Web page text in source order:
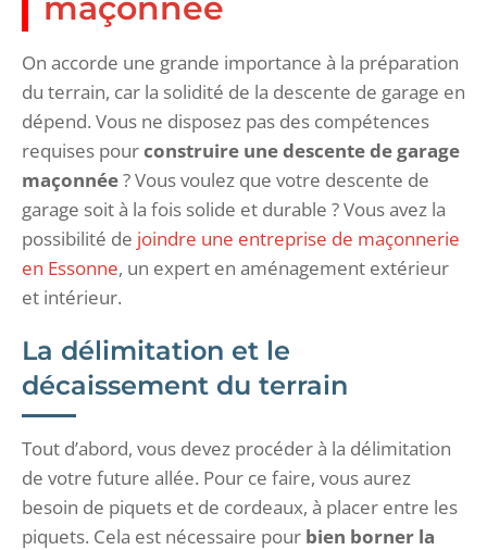
On accorde une grande importance à la préparation
du terrain, car la solidité de la descente de garage en
dépend. Vous ne disposez pas des compétences
requises pourconstruire une descente de garage
maçonnée? Vous voulez que votre descente de
garage soit à la fois solide et durable ? Vous avez la
possibilité de joindre une entreprise de maçonnerie
en Essonne, un expert en aménagement extérieur
et intérieur.
La délimitation et le
décaissement du terrain
Tout d’abord, vous devez procéder à la délimitation
de votre future allée. Pour ce faire, vous aurez
besoin de piquets et de cordeaux, à placer entre les
piquets. Cela est nécessaire pour bien borner la